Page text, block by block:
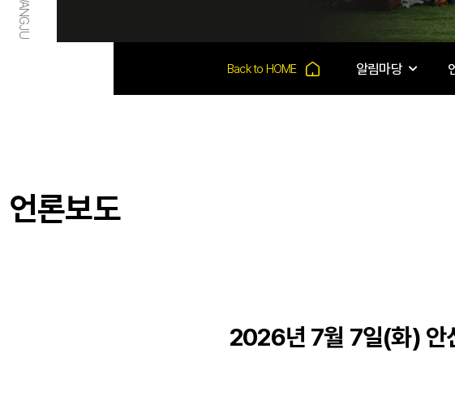
알림마당
언론보도
2026년 7월 7일(화) 안